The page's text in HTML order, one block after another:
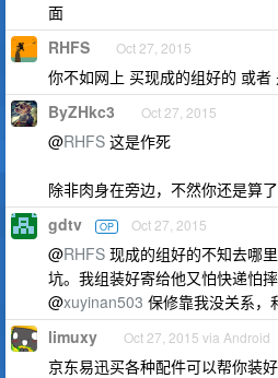
面
RHFS Oct 27, 2015
你不如网上 买现成的组好的 或者
ByZHkc3 Oct 27, 2015
@RHFS 这是作死
除非肉身在旁边，不然你还是算
gdtv OP Oct 27, 2015
@RHFS 现成的组好的不知去哪
坑。我组装好寄给他又怕快递怕摔
@xuyinan503 保修靠我没关系，
limuxy Oct 27, 2015 via Android
京东易迅买各种配件可以帮你装好